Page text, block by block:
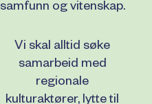
samfunn og vitenskap.
Vi skal alltid søke
samarbeid med
regionale
kulturaktører, lytte til